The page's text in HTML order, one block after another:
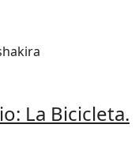
La Bicicleta.